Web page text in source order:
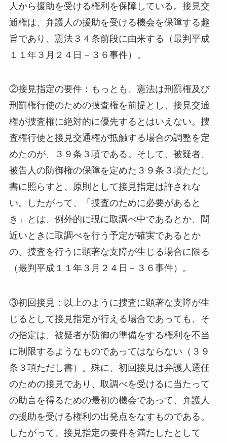
人から援助を受ける権利を保障している。接見交
通権は、弁護人の援助を受ける機会を保障する趣
旨であり、憲法３４条前段に由来する（最判平成
１１年３月２４日－３６事件）。
②接見指定の要件：もっとも、憲法は刑罰権及び
刑罰権行使のための捜査権を前提とし、接見交通
権が捜査権に絶対的に優先するとはいえない。捜
査権行使と接見交通権が抵触する場合の調整を定
めたのが、３９条３項である。そして、被疑者、
被告人の防御権の保障を定めた３９条３項ただし
書に照らすと、原則として接見指定は許されな
い。したがって、「捜査のために必要があると
き」とは、例外的に現に取調べ中であるとか、間
近いときに取調べを行う予定が確実であるとか
の、捜査を行うに顕著な支障が生じる場合に限る
（最判平成１１年３月２４日－３６事件）。
③初回接見：以上のように捜査に顕著な支障が生
じるとして接見指定が行える場合であっても、そ
の指定は、被疑者が防御の準備をする権利を不当
に制限するようなものであってはならない（３９
条３項ただし書）。殊に、初回接見は弁護人選任
のための接見であり、取調べを受けるに当たって
の助言を得るための最初の機会であって、弁護人
の援助を受ける権利の出発点をなすものである。
したがって、接見指定の要件を満たしたとして